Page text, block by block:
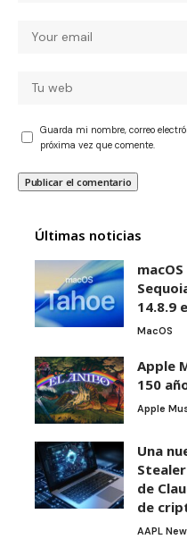
Guarda mi nombre, correo
próxima vez que comente.
Últimas noticias
14.8.9
MacOS
Apple
150
Apple
Una
de
de
AAPL